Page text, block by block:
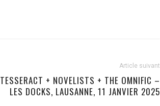
Article suivant
TESSERACT + NOVELISTS + THE OMNIFIC –
LES DOCKS, LAUSANNE, 11 JANVIER 2025